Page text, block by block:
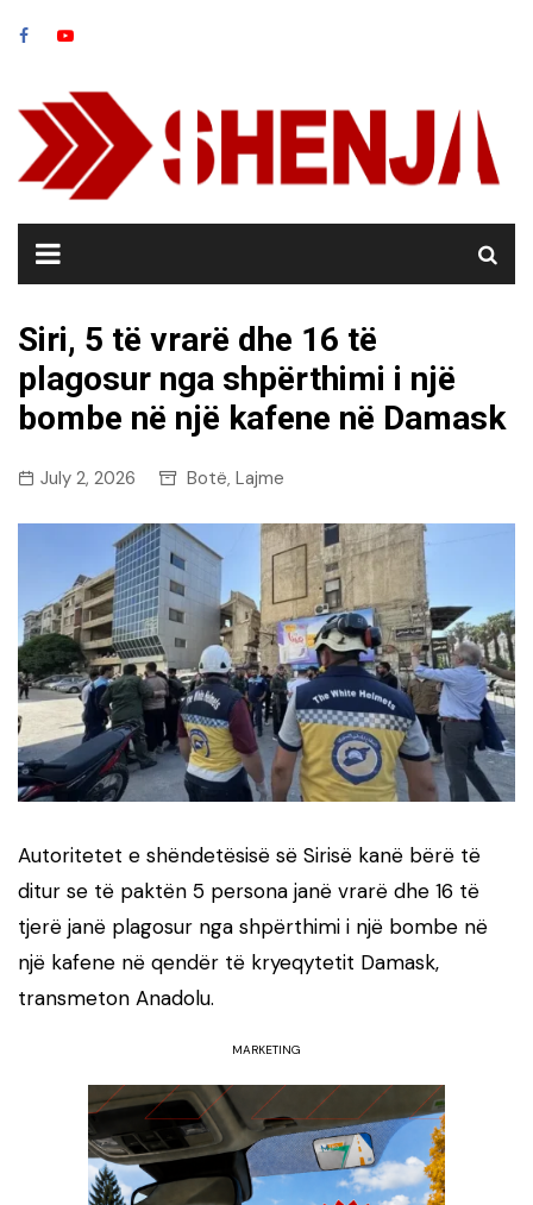
Siri, 5 të vrarë dhe 16 të
plagosur nga shpërthimi i një
bombe në një kafene në Damask
July 2, 2026 Botë, Lajme
Autoritetet e shëndetësisë së Sirisë kanë bërë të
ditur se të paktën 5 persona janë vrarë dhe 16 të
tjerë janë plagosur nga shpërthimi i një bombe në
një kafene në qendër të kryeqytetit Damask,
transmeton Anadolu.
MARKETING